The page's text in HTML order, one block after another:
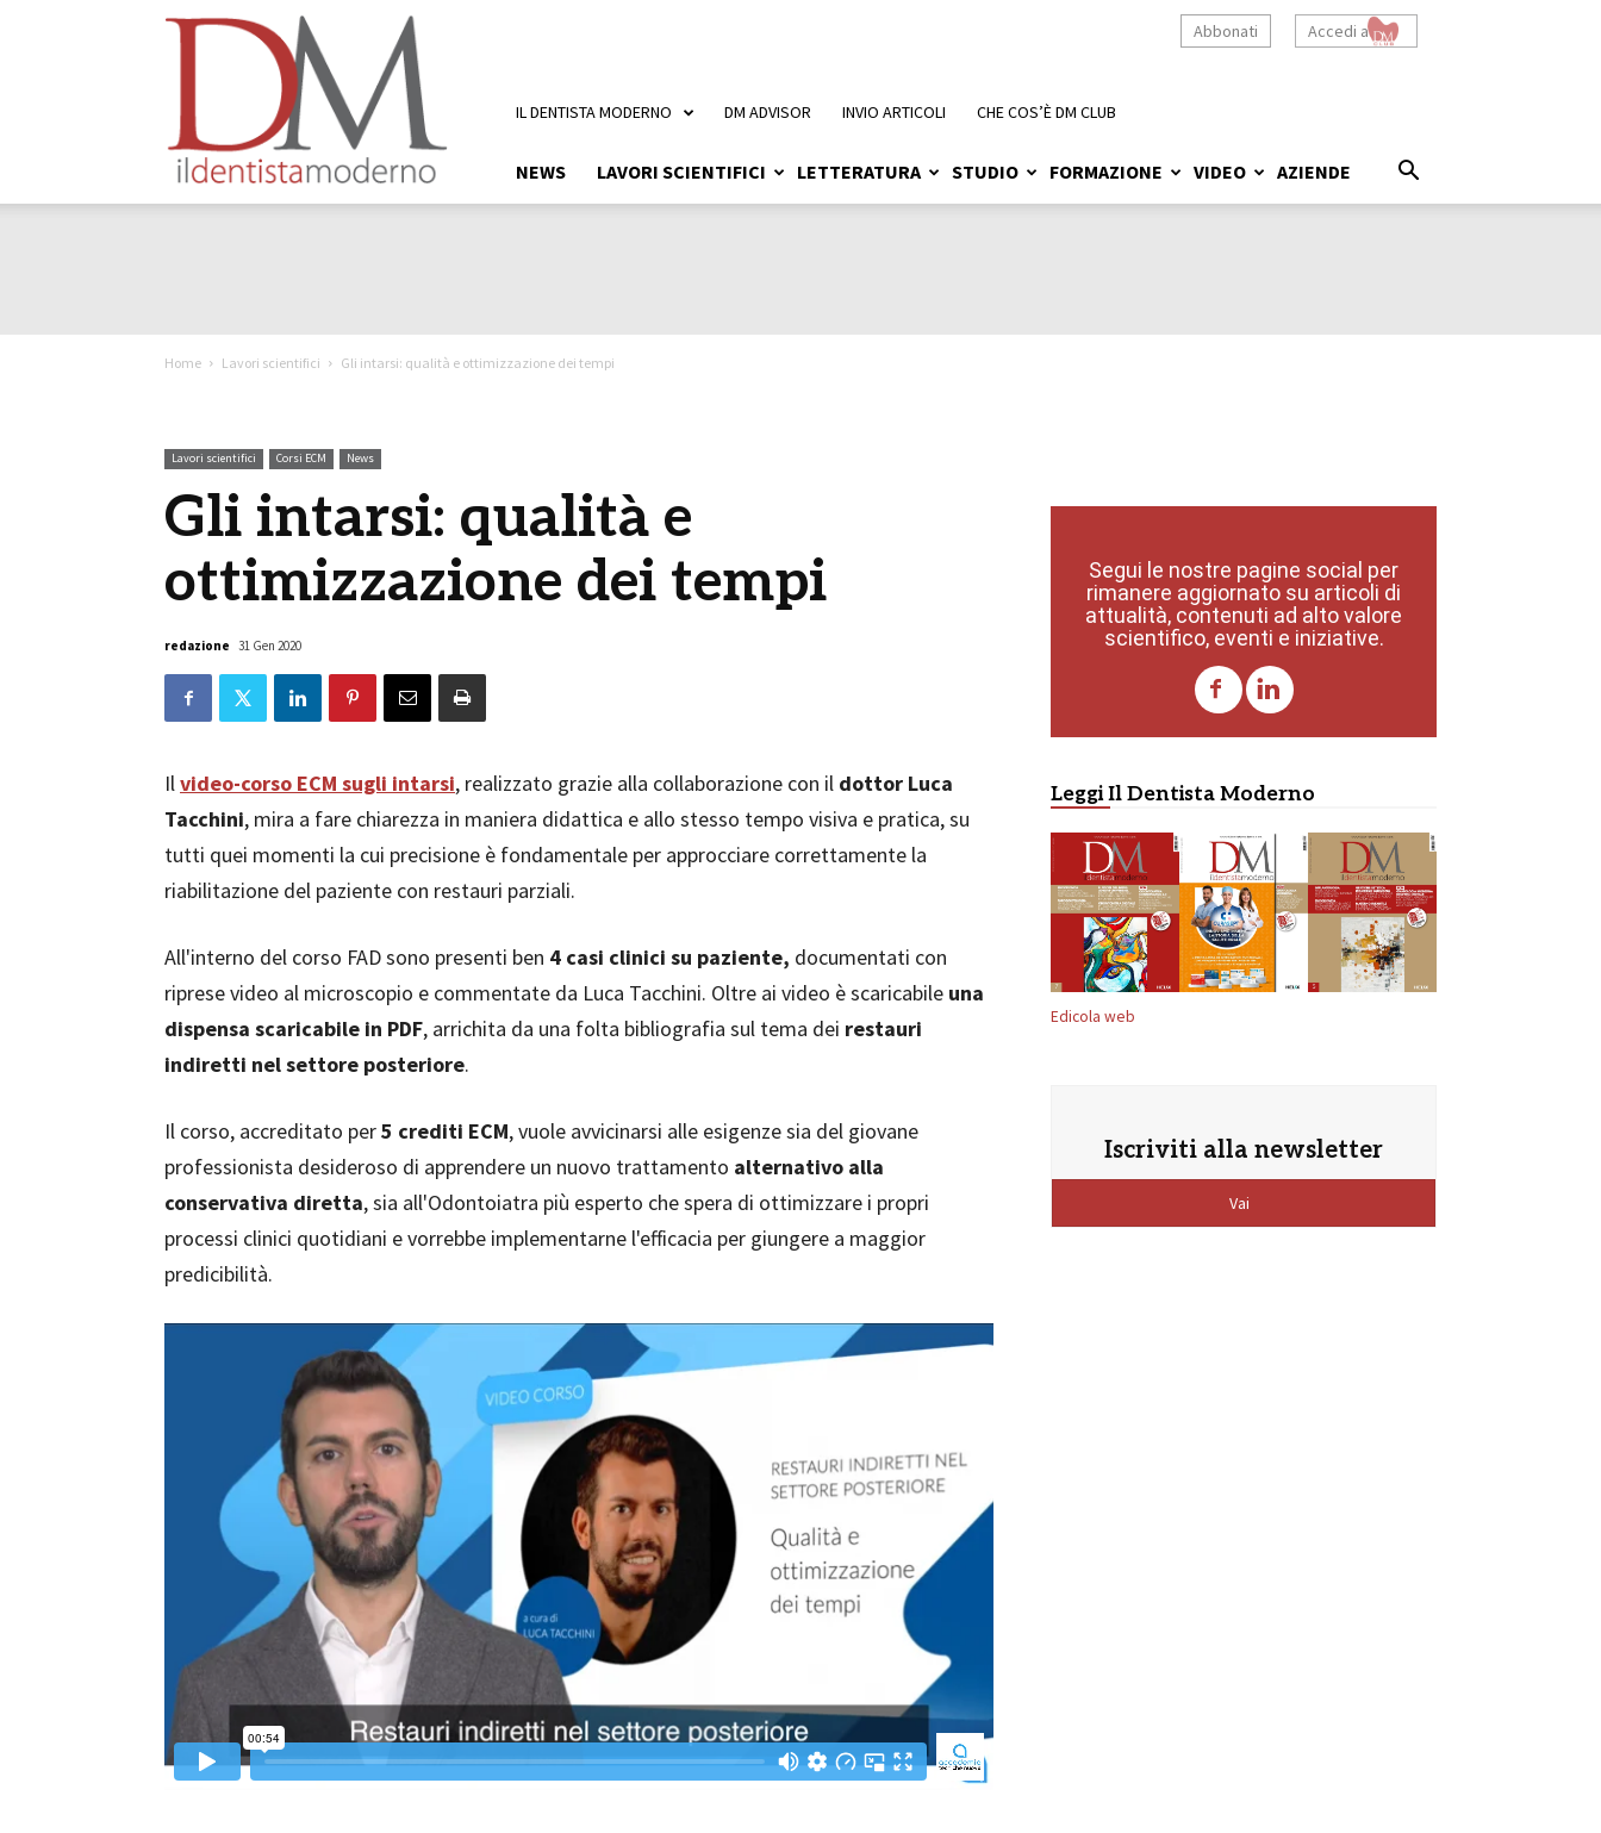
Accedi a
Abbonati
NEWS LAVORI SCIENTIFICI LETTERATURA STUDIO FORMAZIONE VIDEO AZIENDE
IL DENTISTA MODERNO DM ADVISOR INVIO ARTICOLI CHE COS’È DM CLUB
Home Lavori scientifici Gli intarsi: qualità e ottimizzazione dei tempi
Lavori scientifici Corsi ECM News
Gli intarsi: qualità e
ottimizzazione dei tempi
redazione 31 Gen 2020
Ilvideo-corso ECM sugli intarsi, realizzato grazie alla collaborazione con il dottor Luca
Tacchini, mira a fare chiarezza in maniera didattica e allo stesso tempo visiva e pratica, su
tutti quei momenti la cui precisione è fondamentale per approcciare correttamente la
riabilitazione del paziente con restauri parziali.
All'interno del corso FAD sono presenti ben 4 casi clinici su paziente, documentati con
riprese video al microscopio e commentate da Luca Tacchini. Oltre ai video è scaricabile una
dispensa scaricabile in PDF, arrichita da una folta bibliografia sul tema dei restauri
indiretti nel settore posteriore.
Il corso, accreditato per5 crediti ECM, vuole avvicinarsi alle esigenze sia del giovane
professionista desideroso di apprendere un nuovo trattamento alternativo alla
conservativa diretta, sia all'Odontoiatra più esperto che spera di ottimizzare i propri
processi clinici quotidiani e vorrebbe implementarne l'efficacia per giungere a maggior
predicibilità.
Segui le nostre pagine social per
rimanere aggiornato su articoli di
attualità, contenuti ad alto valore
scientifico, eventi e iniziative.
Leggi Il Dentista Moderno
Edicola web
Iscriviti alla newsletter
Vai